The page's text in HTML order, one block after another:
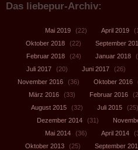
Das liebepur-Archiv:
Mai 2019 (22) April 2019
Oktober 2018
(22) September
Februar 2018
(24) Januar 2018
Juli 2017
(20) Juni 2017 (26)
November 2016
(36) Oktober 2016
März 2016
(33) Februar 2016
August 2015
(32) Juli 2015 (25)
Dezember 2014
(31)
Mai 2014
(36) April 2014
Oktober 2013
(25) September